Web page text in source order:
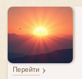
Перейти